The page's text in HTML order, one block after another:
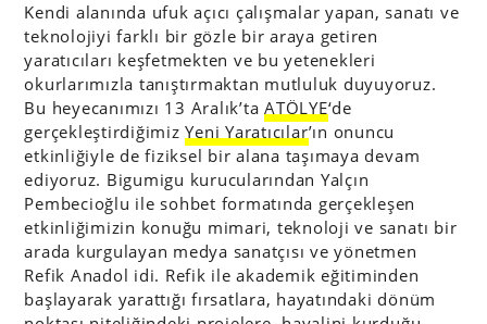
Kendi alanında ufuk açıcı çalışmalar yapan, sanatı ve
teknolojiyi farklı bir gözle bir araya getiren
yaratıcıları keşfetmekten ve bu yetenekleri
okurlarımızla tanıştırmaktan mutluluk duyuyoruz.
Bu heyecanımızı 13 Aralık’taATÖLYE‘de
gerçekleştirdiğimizYeni Yaratıcılar’ın onuncu
etkinliğiyle de fiziksel bir alana taşımaya devam
ediyoruz. Bigumigu kurucularından Yalçın
Pembecioğlu ile sohbet formatında gerçekleşen
etkinliğimizin konuğu mimari, teknoloji ve sanatı bir
arada kurgulayan medya sanatçısı ve yönetmen
Refik Anadol idi. Refik ile akademik eğitiminden
başlayarak yarattığı fırsatlara, hayatındaki dönüm